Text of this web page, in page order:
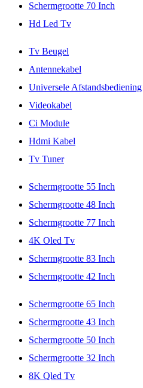
Schermgrootte 70 Inch
Hd Led Tv
Tv Beugel
Antennekabel
Universele Afstandsbediening
Videokabel
Ci Module
Hdmi Kabel
Tv Tuner
Schermgrootte 55 Inch
Schermgrootte 48 Inch
Schermgrootte 77 Inch
4K Oled Tv
Schermgrootte 83 Inch
Schermgrootte 42 Inch
Schermgrootte 65 Inch
Schermgrootte 43 Inch
Schermgrootte 50 Inch
Schermgrootte 32 Inch
8K Qled Tv